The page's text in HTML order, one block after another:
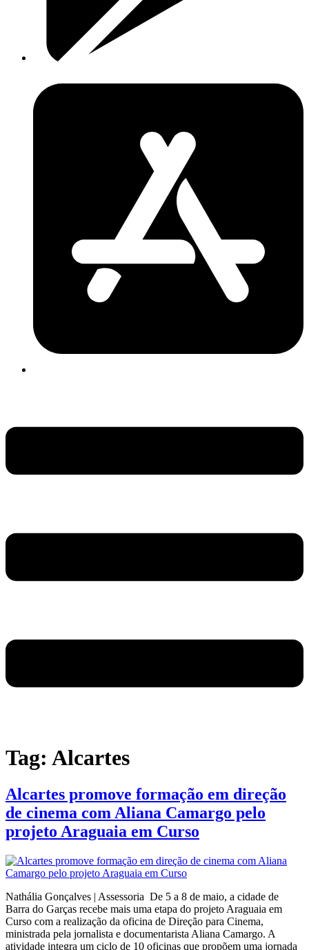
Tag: Alcartes
Alcartes promove formação em direção
de cinema com Aliana Camargo pelo
projeto Araguaia em Curso
Nathália Gonçalves | Assessoria De 5 a 8 de maio, a cidade de
Barra do Garças recebe mais uma etapa do projeto Araguaia em
Curso com a realização da oficina de Direção para Cinema,
ministrada pela jornalista e documentarista Aliana Camargo. A
atividade integra um ciclo de 10 oficinas que propõem uma jornada